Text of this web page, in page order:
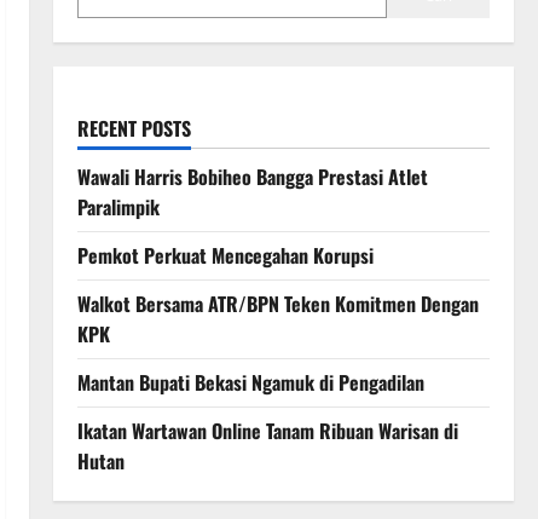
RECENT POSTS
Wawali Harris Bobiheo Bangga Prestasi Atlet
Paralimpik
Pemkot Perkuat Mencegahan Korupsi
Walkot Bersama ATR/BPN Teken Komitmen Dengan
KPK
Mantan Bupati Bekasi Ngamuk di Pengadilan
Ikatan Wartawan Online Tanam Ribuan Warisan di
Hutan